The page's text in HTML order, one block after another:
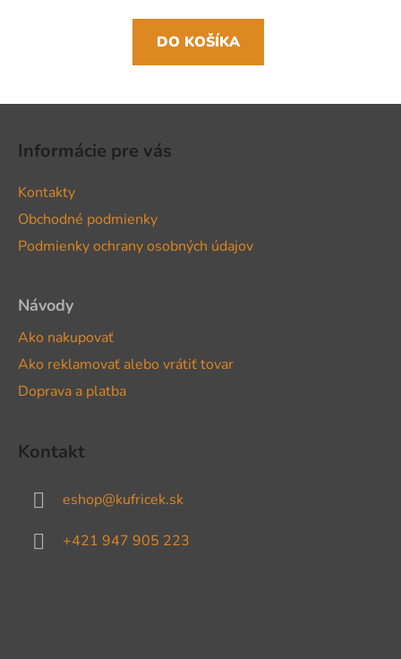
DO KOŠÍKA
Informácie pre vás
Kontakty
Obchodné podmienky
Podmienky ochrany osobných údajov
Návody
Ako nakupovať
Ako reklamovať alebo vrátiť tovar
Doprava a platba
Kontakt
eshop@kufricek.sk
+421 947 905 223